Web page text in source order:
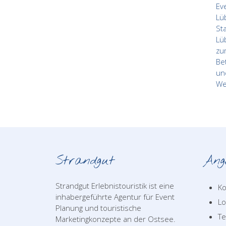
Strandgut
Strandgut Erlebnistouristik ist eine
inhabergeführte Agentur für Event
Planung und touristische
Marketingkonzepte an der Ostsee.